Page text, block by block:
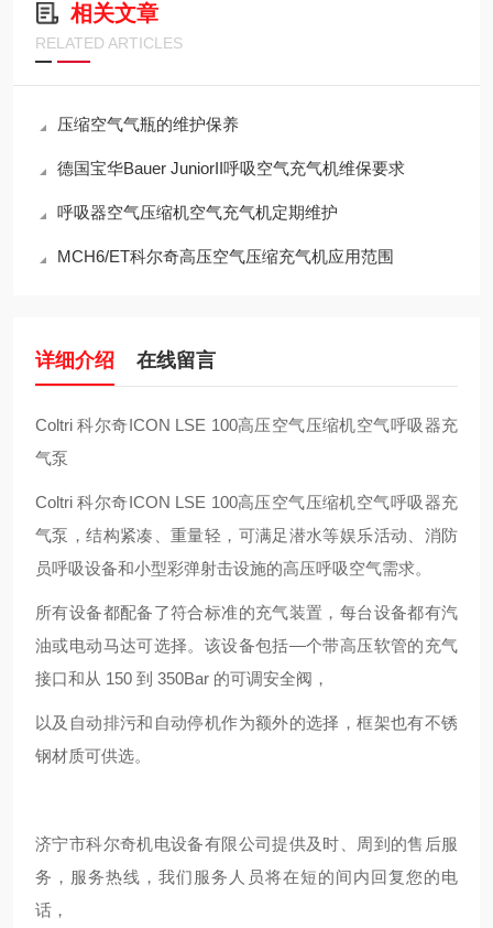
相关文章
RELATED ARTICLES
压缩空气气瓶的维护保养
德国宝华Bauer JuniorII呼吸空气充气机维保要求
呼吸器空气压缩机空气充气机定期维护
MCH6/ET科尔奇高压空气压缩充气机应用范围
详细介绍 在线留言
Coltri 科尔奇ICON LSE 100高压空气压缩机空气呼吸器充
气泵
Coltri 科尔奇ICON LSE 100高压空气压缩机空气呼吸器充
气泵，结构紧凑、重量轻，可满足潜水等娱乐活动、消防
员呼吸设备和小型彩弹射击设施的高压呼吸空气需求。
所有设备都配备了符合标准的充气装置，每台设备都有汽
油或电动马达可选择。该设备包括—个带高压软管的充气
接口和从 150 到 350Bar 的可调安全阀，
以及自动排污和自动停机作为额外的选择，框架也有不锈
钢材质可供选。
济宁市科尔奇机电设备有限公司提供及时、周到的售后服
务，服务热线，我们服务人员将在短的间内回复您的电
话，